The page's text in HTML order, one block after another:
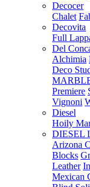
Decocer
Chalet
Decovita
Full
Del
Alchimia
Deco
Premiere
Vignoni
Diesel
Hoily
DIESEL
Arizona
Blocks
Leather
Mexican